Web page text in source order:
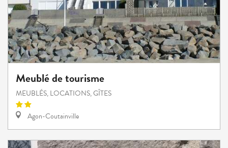
Meublé de tourisme
MEUBLÉS, LOCATIONS, GÎTES
Agon-Coutainville